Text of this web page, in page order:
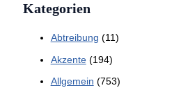
Kategorien
Abtreibung (11)
Akzente(194)
Allgemein (753)